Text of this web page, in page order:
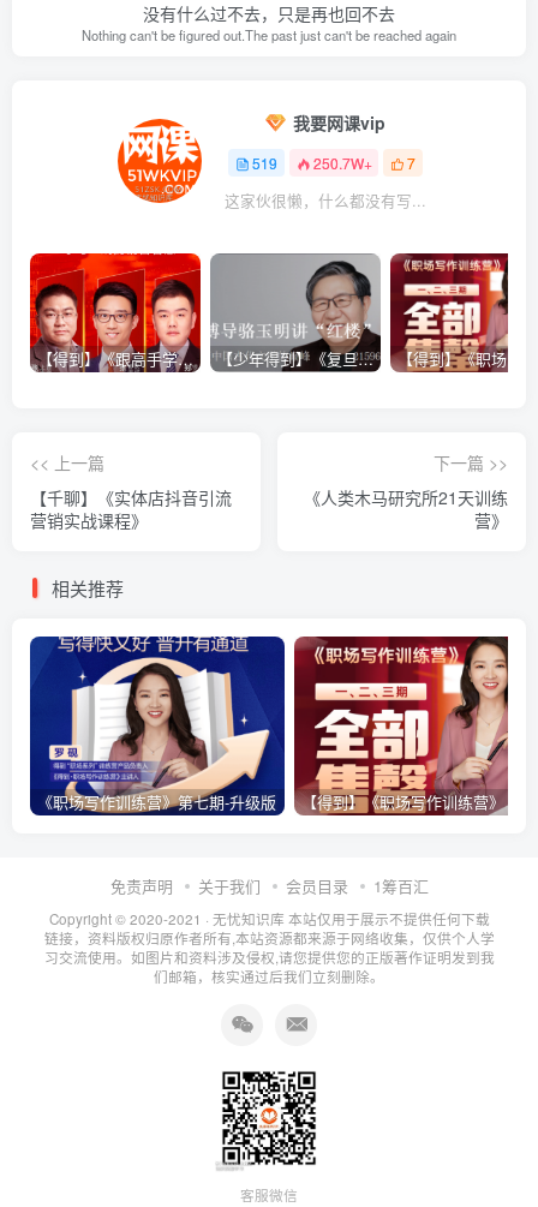
没有什么过不去，只是再也回不去
Nothing can't be figured out.The past just can't be reached again
我要网课vip
519 250.7W+ 7
这家伙很懒，什么都没有写...
【得到】《跟高手学销售系列课》 【少年得到】《复旦博导骆玉明讲“红楼”》
<< 上一篇
【千聊】《实体店抖音引流
营销实战课程》
下一篇 >>
《人类木马研究所21天训练
营》
相关推荐
《职场写作训练营》第七期-升级版
免责声明 关于我们 会员目录 1筹百汇
Copyright © 2020-2021 · 无忧知识库 本站仅用于展示不提供任何下载
链接，资料版权归原作者所有,本站资源都来源于网络收集，仅供个人学
习交流使用。如图片和资料涉及侵权,请您提供您的正版著作证明发到我
们邮箱，核实通过后我们立刻删除。
客服微信